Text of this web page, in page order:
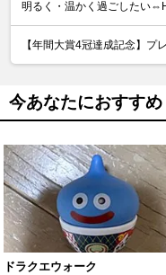
明るく・温かく過ごしたい
【年間大賞4冠達成記念】プ
今あなたにおすすめ
ドラクエウォーク